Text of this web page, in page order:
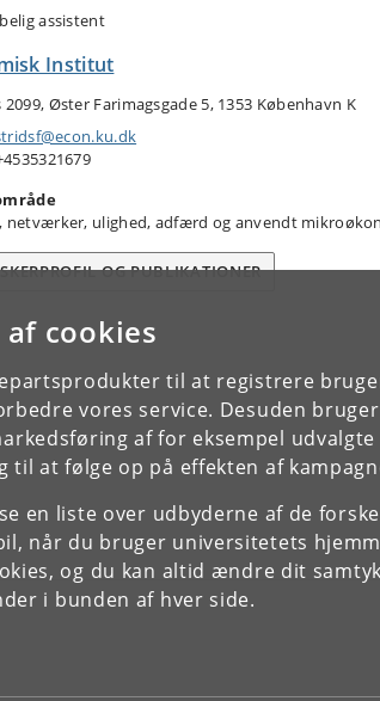
cookies
til at registrere
vores service. Desuden
af for eksempel
til at følge op på effekten af
en liste over udbyderne af de
når du bruger universitetets
og du kan altid ændre dit
i bunden af hver side.
assistent
Institut
Øster Farimagsgade 5, 1353 København K
netværker, ulighed, adfærd og anvendt
OG PUBLIKATIONER